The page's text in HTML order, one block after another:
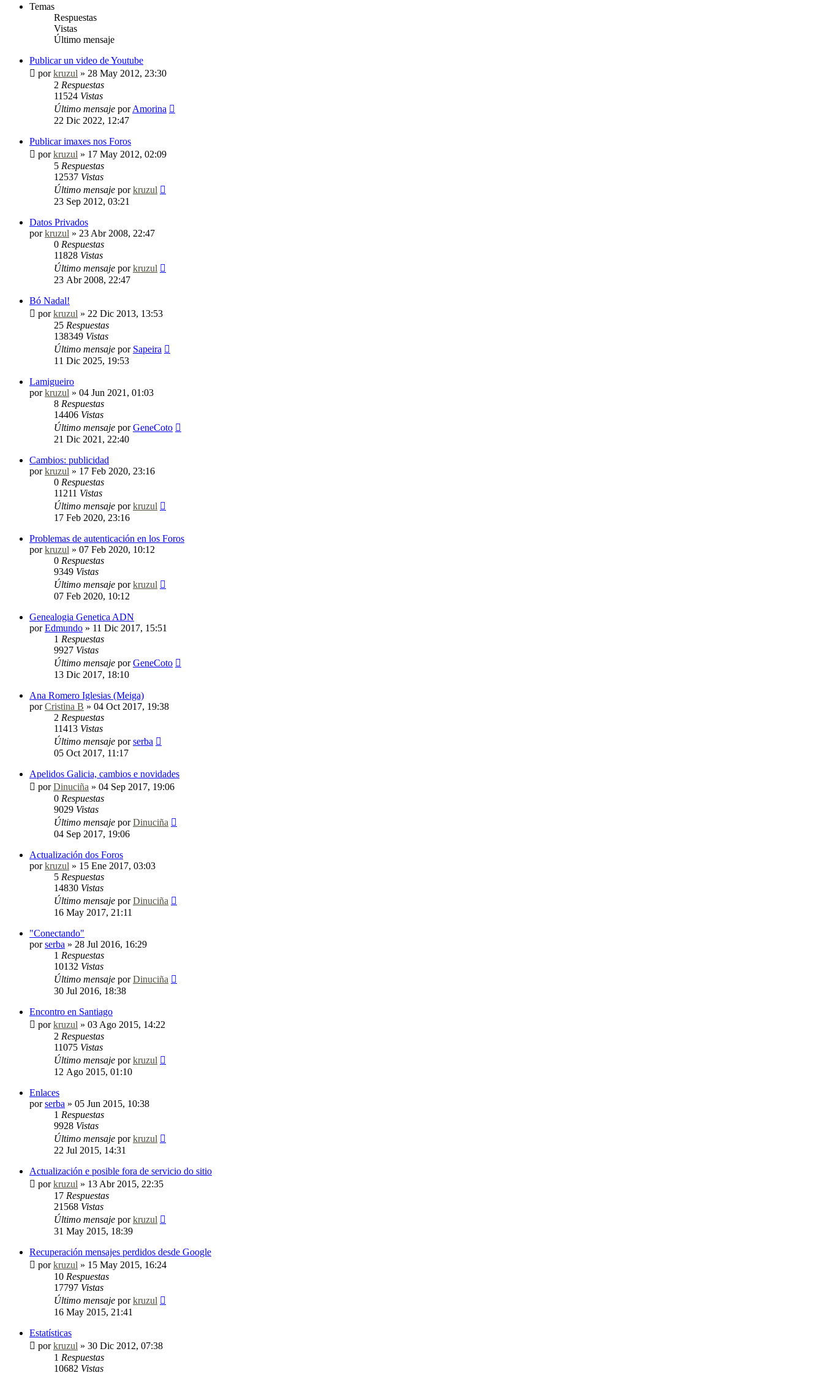
Temas
Respuestas
Vistas
Último mensaje
Publicar un video de Youtube
porkruzul » 28 May 2012, 23:30
2 Respuestas
11524 Vistas
Último mensaje porAmorina
22 Dic 2022, 12:47
Publicar imaxes nos Foros
porkruzul » 17 May 2012, 02:09
5 Respuestas
12537 Vistas
Último mensaje porkruzul
23 Sep 2012, 03:21
Datos Privados
porkruzul » 23 Abr 2008, 22:47
0 Respuestas
11828 Vistas
Último mensaje porkruzul
23 Abr 2008, 22:47
Bó Nadal!
porkruzul » 22 Dic 2013, 13:53
25 Respuestas
138349 Vistas
Último mensaje por Sapeira
11 Dic 2025, 19:53
Lamigueiro
porkruzul » 04 Jun 2021, 01:03
8 Respuestas
14406 Vistas
Último mensaje porGeneCoto
21 Dic 2021, 22:40
Cambios: publicidad
porkruzul » 17 Feb 2020, 23:16
0 Respuestas
11211 Vistas
Último mensaje porkruzul
17 Feb 2020, 23:16
Problemas de autenticación en los Foros
porkruzul » 07 Feb 2020, 10:12
0 Respuestas
9349 Vistas
Último mensaje porkruzul
07 Feb 2020, 10:12
Genealogia Genetica ADN
porEdmundo » 11 Dic 2017, 15:51
1 Respuestas
9927 Vistas
Último mensaje porGeneCoto
13 Dic 2017, 18:10
Ana Romero Iglesias (Meiga)
porCristina B » 04 Oct 2017, 19:38
2 Respuestas
11413 Vistas
Último mensaje porserba
05 Oct 2017, 11:17
Apelidos Galicia, cambios e novidades
porDinuciña » 04 Sep 2017, 19:06
0 Respuestas
9029 Vistas
Último mensaje porDinuciña
04 Sep 2017, 19:06
Actualización dos Foros
porkruzul » 15 Ene 2017, 03:03
5 Respuestas
14830 Vistas
Último mensaje porDinuciña
16 May 2017, 21:11
"Conectando"
porserba » 28 Jul 2016, 16:29
1 Respuestas
10132 Vistas
Último mensaje porDinuciña
30 Jul 2016, 18:38
Encontro en Santiago
porkruzul » 03 Ago 2015, 14:22
2 Respuestas
11075 Vistas
Último mensaje porkruzul
12 Ago 2015, 01:10
Enlaces
porserba » 05 Jun 2015, 10:38
1 Respuestas
9928 Vistas
Último mensaje porkruzul
22 Jul 2015, 14:31
Actualización e posible fora de servicio do sitio
porkruzul » 13 Abr 2015, 22:35
17 Respuestas
21568 Vistas
Último mensaje porkruzul
31 May 2015, 18:39
Recuperación mensajes perdidos desde Google
porkruzul » 15 May 2015, 16:24
10 Respuestas
17797 Vistas
Último mensaje porkruzul
16 May 2015, 21:41
Estatísticas
porkruzul » 30 Dic 2012, 07:38
1 Respuestas
10682 Vistas